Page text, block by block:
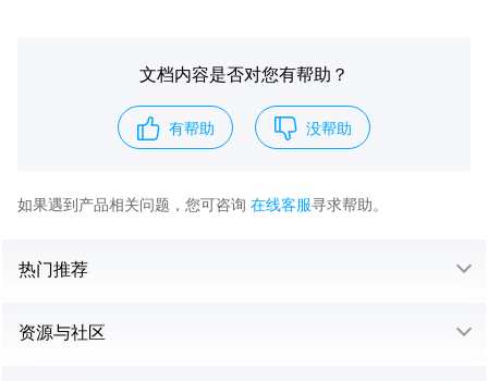
文档内容是否对您有帮助？
有帮助 没帮助
如果遇到产品相关问题，您可咨询 在线客服寻求帮助。
热门推荐
资源与社区